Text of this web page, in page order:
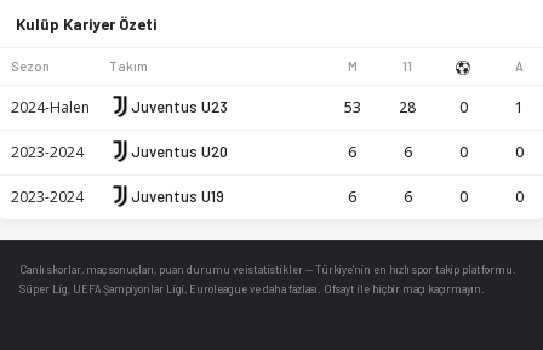
Kulüp Kariyer Özeti
Sezon Takım M 11 A
2024-Halen Juventus U23 53 28 0 1
2023-2024 Juventus U20 6 6 0 0
2023-2024 Juventus U19 6 6 0 0
Canlı skorlar , maç sonuçları, puan durumu ve istatistikler — Türkiye’nin en hızlı spor takip platformu.
Süper Lig, UEFA Şampiyonlar Ligi, Euroleague ve daha fazlası. Ofsayt ile hiçbir maçı kaçırmayın.